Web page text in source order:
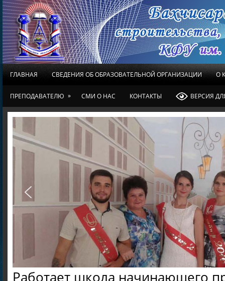
ГЛАВНАЯ СВЕДЕНИЯ ОБ ОБРАЗОВАТЕЛЬНОЙ ОРГАНИЗАЦИИ О
ПРЕПОДАВАТЕЛЮ » СМИ О НАС КОНТАКТЫ ВЕРСИЯ
Работает школа начинающего